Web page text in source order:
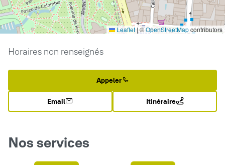
Leaflet |©OpenStreetMapcontributors
Horaires non renseignés
Appeler
Email Itinéraire
Nos services